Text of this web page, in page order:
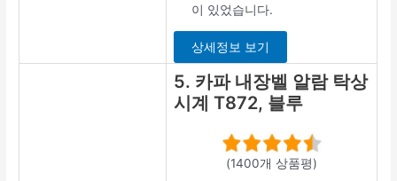
이 있었습니다.
상세정보 보기
5. 카파 내장벨 알람 탁상
시계 T872, 블루
(1400개 상품평)